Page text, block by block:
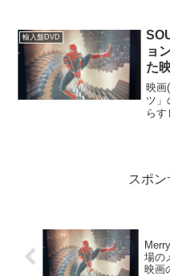
輸入盤DVD
ョ
た
映画
ツ」
らす
スポン
場の
映画